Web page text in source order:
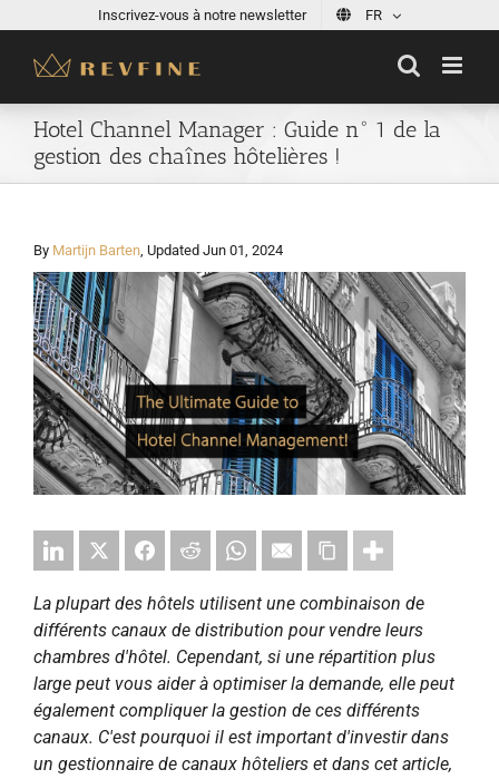
content
Inscrivez-vous à notre newsletter FR
Hotel Channel Manager : Guide n° 1 de la
gestion des chaînes hôtelières !
By Martijn Barten, Updated Jun 01, 2024
View
Larger
Image
La plupart des hôtels utilisent une combinaison de
différents canaux de distribution pour vendre leurs
chambres d'hôtel. Cependant, si une répartition plus
large peut vous aider à optimiser la demande, elle peut
également compliquer la gestion de ces différents
canaux. C'est pourquoi il est important d'investir dans
un gestionnaire de canaux hôteliers et dans cet article,